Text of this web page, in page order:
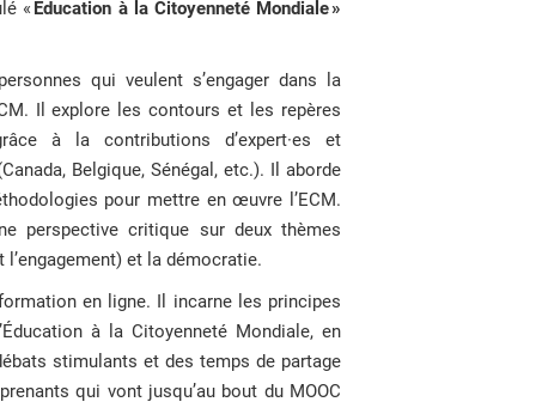
« Éducation à la Citoyenneté Mondiale »
qui veulent s’engager dans la
Il explore les contours et les repères
à la contributions d’expert·es et
Belgique, Sénégal, etc.). Il aborde
pour mettre en œuvre l’ECM.
perspective critique sur deux thèmes
et la démocratie.
en ligne. Il incarne les principes
à la Citoyenneté Mondiale, en
stimulants et des temps de partage
qui vont jusqu’au bout du MOOC